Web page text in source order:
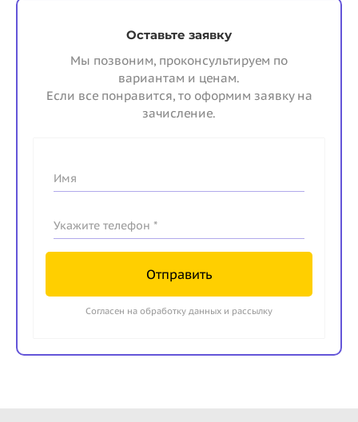
Оставьте заявку
Мы позвоним, проконсультируем по
вариантам и ценам.
Если все понравится, то оформим заявку на
зачисление.
Имя
Укажите телефон *
Отправить
Согласен на обработку данных и рассылку